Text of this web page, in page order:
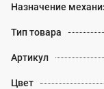
Назначение
Тип товара
Артикул
Цвет